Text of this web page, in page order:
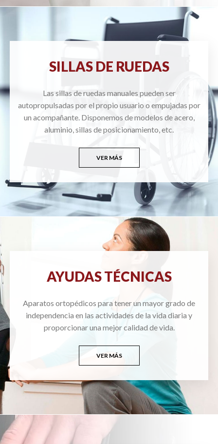
SILLAS DE RUEDAS
Las sillas de ruedas manuales pueden ser
autopropulsadas por el propio usuario o empujadas por
un acompañante. Disponemos de modelos de acero,
aluminio, sillas de posicionamiento, etc.
VER MÁS
AYUDAS TÉCNICAS
Aparatos ortopédicos para tener un mayor grado de
independencia en las actividades de la vida diaria y
proporcionar una mejor calidad de vida.
VER MÁS